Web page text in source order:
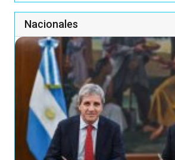
Nacionales